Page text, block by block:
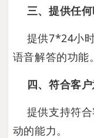
三、提供任
提供7*24小
语音解答的功能。
四、符合客
提供支持符
动的能力。